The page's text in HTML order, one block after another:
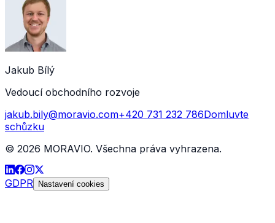
Jakub Bílý
Vedoucí obchodního rozvoje
jakub.bily@moravio.com+420 731 232 786Domluvte
schůzku
© 2026 MORAVIO. Všechna práva vyhrazena.
GDPR Nastavení cookies